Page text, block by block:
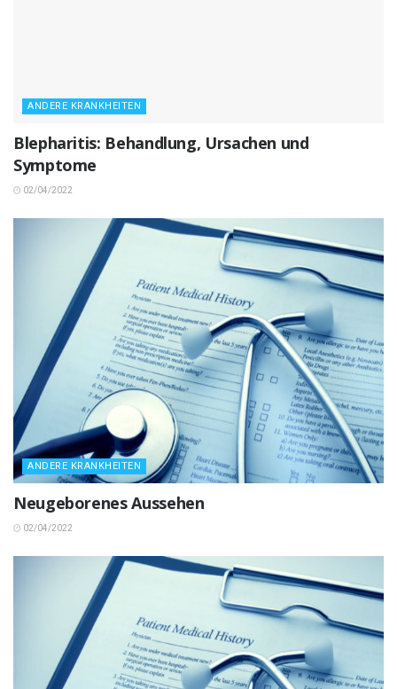
ANDERE KRANKHEITEN
Blepharitis: Behandlung, Ursachen und
Symptome
02/04/2022
ANDERE KRANKHEITEN
Neugeborenes Aussehen
02/04/2022